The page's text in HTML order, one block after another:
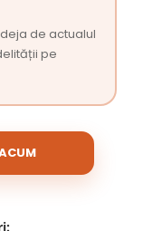
de actualul
pe